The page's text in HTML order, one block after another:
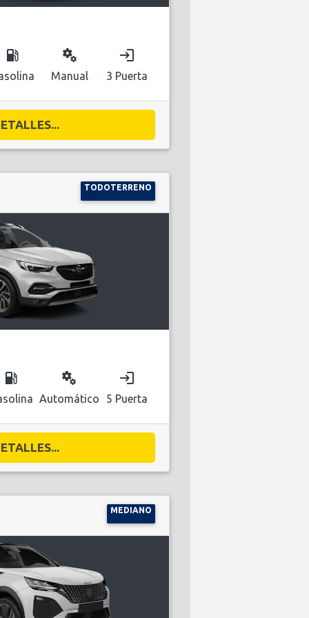
local_gas_station miscellaneous_services
Manual
login
3 Puerta
TODOTERRENO
local_gas_station miscellaneous_services
Automático
login
5 Puerta
MEDIANO